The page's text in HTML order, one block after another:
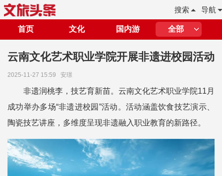
导航
搜索
首页 文化 国内游 全部
云南文化艺术职业学院开展非遗进校园活动
2025-11-27 15:59 安璟
非遗润桃李，技艺育新苗。云南文化艺术职业学院11月
成功举办多场“非遗进校园”活动。活动涵盖饮食技艺演示、
陶瓷技艺讲座，多维度呈现非遗融入职业教育的新路径。